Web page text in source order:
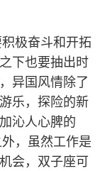
极奋斗和开拓
下也要抽出时
异国风情除了
乐，探险的新
沁人心脾的
，虽然工作是
会，双子座可